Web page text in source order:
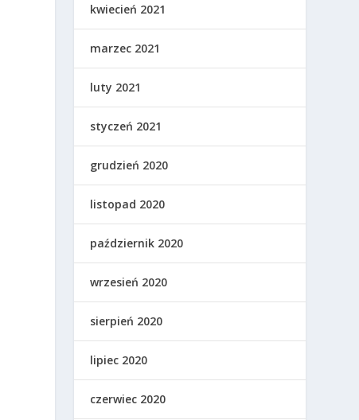
kwiecień 2021
marzec 2021
luty 2021
styczeń 2021
grudzień 2020
listopad 2020
październik 2020
wrzesień 2020
sierpień 2020
lipiec 2020
czerwiec 2020